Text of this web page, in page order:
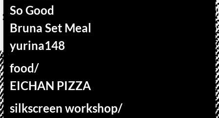
So Good
Bruna Set Meal
yurina148
food/
EICHAN PIZZA
silkscreen workshop/